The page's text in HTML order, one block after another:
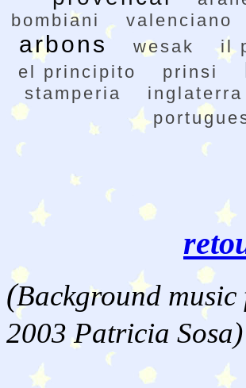
bombiani valenciano
arbons wesak
il
el principito
prinsi
stamperia
inglaterra
(Background music
2003 Patricia Sosa)